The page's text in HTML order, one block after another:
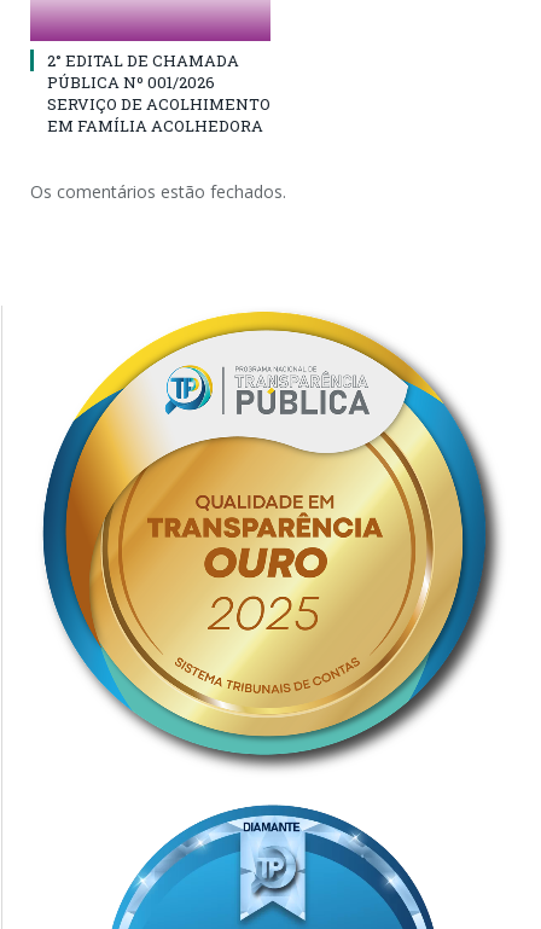
2° EDITAL DE CHAMADA
PÚBLICA Nº 001/2026
SERVIÇO DE ACOLHIMENTO
EM FAMÍLIA ACOLHEDORA
Os comentários estão fechados.